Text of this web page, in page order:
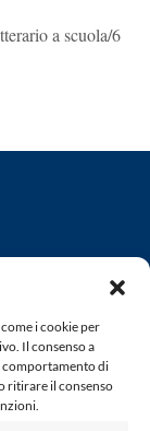
i cookie per
Il consenso a
comportamento di
ritirare il consenso
a scuola/6
in
Non può